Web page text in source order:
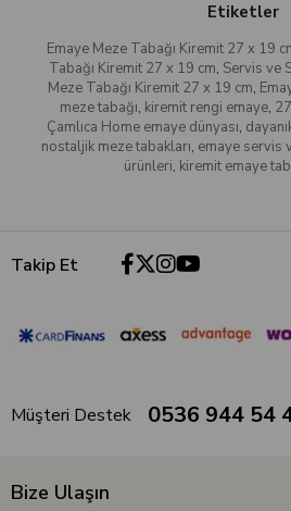
Etiketler
Emaye Meze Tabağı Kiremit 27 x 19
Tabağı Kiremit 27 x 19 cm, Servis ve
Meze Tabağı Kiremit 27 x 19 cm,
meze tabağı, kiremit rengi emaye,
Çamlıca Home emaye dünyası,
nostaljik meze tabakları, emaye servis
ürünleri, kiremit emaye
Takip Et
Müşteri Destek 0536 944 54
Bize Ulaşın